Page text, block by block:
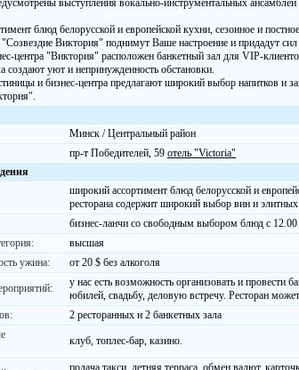
выступления вокально-инструментальных
блюд белорусской и европейской кухни, сезонное и
"Созвездие Виктория" поднимут Ваше настроение и придадут
центра "Виктория" расположен банкетный зал для VIP-
создают уют и непринужденность обстановки.
и бизнес-центра предлагают широкий выбор напитков и
Минск / Центральный район
пр-т Победителей, 59 отель "Victoria"
широкий ассортимент блюд белорусской и
ресторана содержит широкий выбор вин и элитных
бизнес-ланчи со свободным выбором блюд с
высшая
ужина:
от 20 $ без алкоголя
у нас есть возможность организовать и провести
юбилей, свадьбу, деловую встречу. Ресторан
2 ресторанных и 2 банкетных зала
клуб, топлес-бар, казино.
подача такси, летняя терраса, обмен валют,